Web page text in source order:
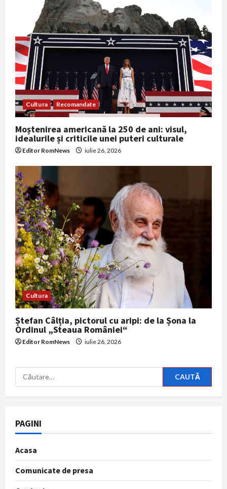
Cultura Recomandate
Moștenirea americană la 250 de ani: visul,
idealurile și criticile unei puteri culturale
Editor RomNews iulie 26, 2026
Cultura
Ștefan Câlția, pictorul cu aripi: de la Șona la
Ordinul „Steaua României“
Editor RomNews iulie 26, 2026
Caută
după:
PAGINI
Acasa
Comunicate de presa